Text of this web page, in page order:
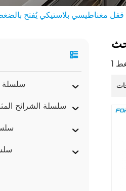
قفل مغناطيسي بلاستيكي يُفتح
سلسلة
سلسلة الشرائح